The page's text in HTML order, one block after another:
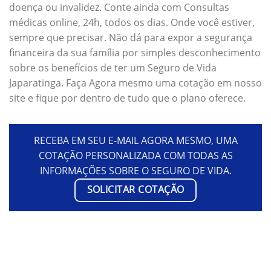
doença ou invalidez. Conte ainda com Consultas
médicas online, 24h, todos os dias. Onde você estiver,
sempre que precisar. Não dá para expor a segurança
financeira da sua família por simples desconhecimento
sobre os benefícios de ter um Seguro de Vida
Japaratinga. Faça Agora mesmo uma cotação em nosso
site e fique por dentro de tudo que o plano oferece.
RECEBA EM SEU E-MAIL AGORA MESMO, UMA
COTAÇÃO PERSONALIZADA COM TODAS AS
INFORMAÇÕES SOBRE O SEGURO DE VIDA.
SOLICITAR COTAÇÃO